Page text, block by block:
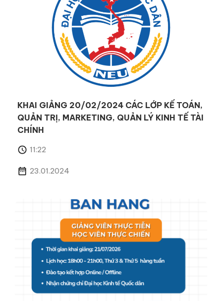
KHAI GIẢNG 20/02/2024 CÁC LỚP KẾ TOÁN,
QUẢN TRỊ, MARKETING, QUẢN LÝ KINH TẾ TÀI
CHÍNH
11:22
23.01.2024